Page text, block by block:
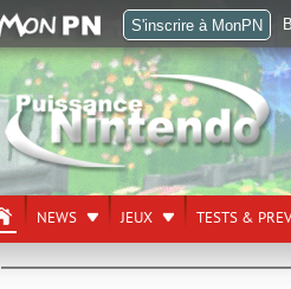
NEWS JEUX TESTS &
S'inscrire à MonPN